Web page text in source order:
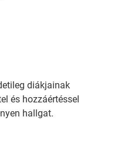
diákjainak
és hozzáértéssel
hallgat.